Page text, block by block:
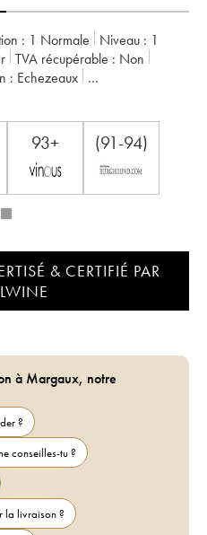
: 1 Normale Niveau : 1
TVA récupérable :
non
:
Echezeaux
93+ (91-94)
& CERTIFIÉ PAR
à Margaux, notre
?
conseilles-tu ?
la livraison ?